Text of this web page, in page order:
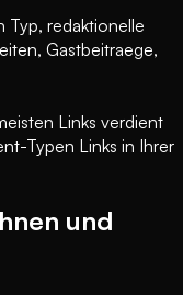
Typ, redaktionelle
Gastbeitraege,
Links verdient
Typen Links in Ihrer
und